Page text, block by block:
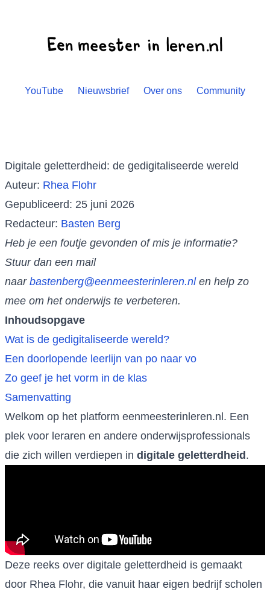
YouTube Nieuwsbrief Over ons Community
Digitale geletterdheid: de gedigitaliseerde wereld
Auteur: Rhea Flohr
Gepubliceerd: 25 juni 2026
Redacteur: Basten Berg
Heb je een foutje gevonden of mis je informatie?
Stuur dan een mail
naar bastenberg@eenmeesterinleren.nlen help zo
mee om het onderwijs te verbeteren.
Inhoudsopgave
Wat is de gedigitaliseerde wereld?
Een doorlopende leerlijn van po naar vo
Zo geef je het vorm in de klas
Samenvatting
Welkom op het platform eenmeesterinleren.nl. Een
plek voor leraren en andere onderwijsprofessionals
die zich willen verdiepen in digitale geletterdheid .
Deze reeks over digitale geletterdheid is gemaakt
door Rhea Flohr, die vanuit haar eigen bedrijf scholen